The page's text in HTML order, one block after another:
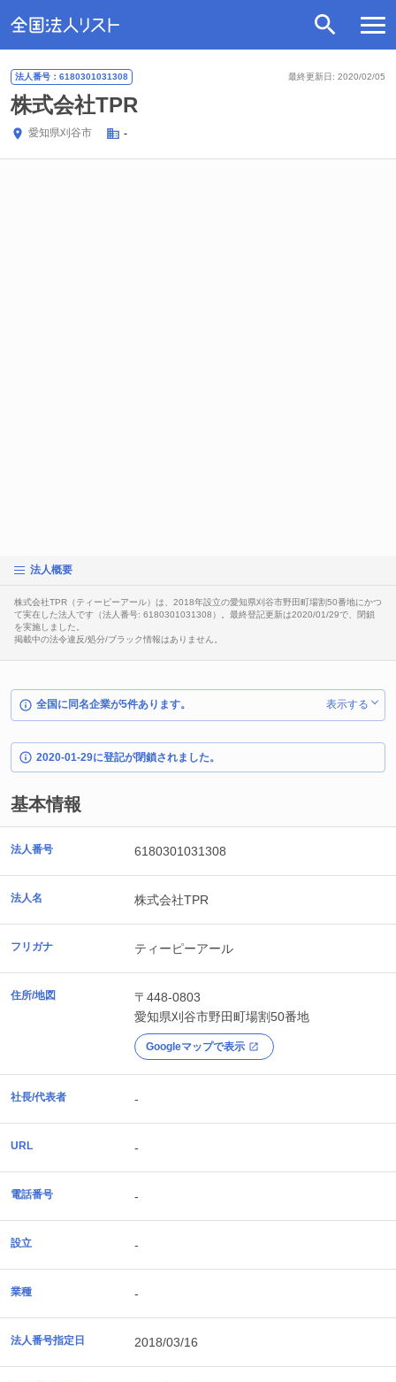
最終更新日: 2020/02/05
法人番号：6180301031308
株式会社TPR
愛知県刈谷市 -
法人概要
株式会社TPR（ティーピーアール）は、2018年設立の愛知県刈谷市野田町場割50番地にかつ
て実在した法人です（法人番号: 6180301031308）。最終登記更新は2020/01/29で、閉鎖
を実施しました。
掲載中の法令違反/処分/ブラック情報はありません。
全国に同名企業が5件あります。 表示する
2020-01-29に登記が閉鎖されました。
基本情報
法人番号 6180301031308
法人名 株式会社TPR
フリガナ ティーピーアール
住所/地図
〒448-0803
愛知県刈谷市野田町場割50番地
Googleマップで表示
社長/代表者 -
URL -
電話番号 -
設立 -
業種 -
法人番号指定日 2018/03/16